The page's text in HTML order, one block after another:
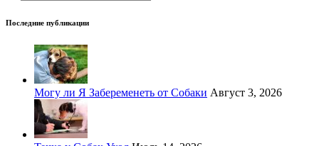
Последние публикации
Могу ли Я Забеременеть от Собаки Август 3, 2026